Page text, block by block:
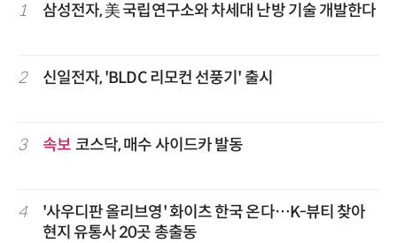
1 삼성전자, 美 국립연구소와 차세대 난방 기술 개발한다
2 신일전자, 'BLDC 리모컨 선풍기' 출시
3 속보 코스닥, 매수 사이드카 발동
4
'사우디판 올리브영' 화이츠 한국 온다…K-뷰티 찾아
현지 유통사 20곳 총출동